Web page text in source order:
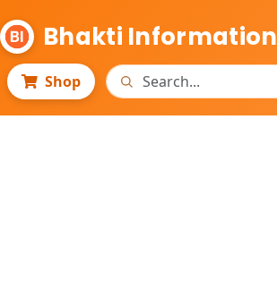
Bhakti Information
Shop